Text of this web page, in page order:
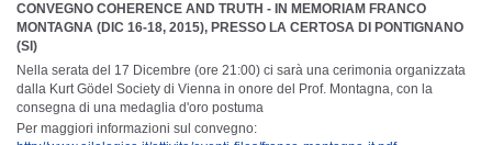
CONVEGNO COHERENCE AND TRUTH - IN MEMORIAM FRANCO
MONTAGNA (DIC 16-18, 2015), PRESSO LA CERTOSA DI PONTIGNANO
(SI)
Nella serata del 17 Dicembre (ore 21:00) ci sarà una cerimonia organizzata
dalla Kurt Gödel Society di Vienna in onore del Prof. Montagna, con la
consegna di una medaglia d'oro postuma
Per maggiori informazioni sul convegno: